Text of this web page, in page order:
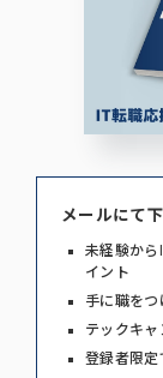
メールにて
未経験から
イント
手に職を
テックキ
登録者限定